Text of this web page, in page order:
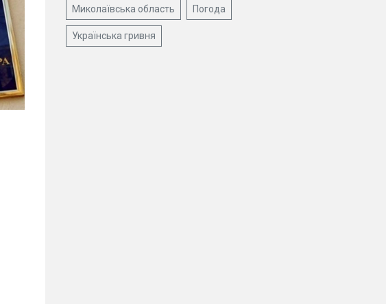
Миколаївська область Погода
Українська гривня